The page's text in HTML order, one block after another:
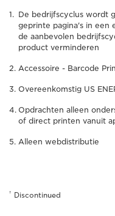
De bedrijfscyclus wordt
geprinte pagina's in een
de aanbevolen
product verminderen
Accessoire - Barcode
Overeenkomstig US
Opdrachten alleen
of direct printen vanuit
Alleen webdistributie
† Discontinued